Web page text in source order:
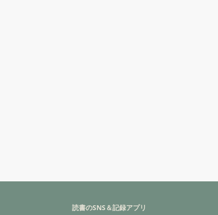
読書のSNS＆記録アプリ